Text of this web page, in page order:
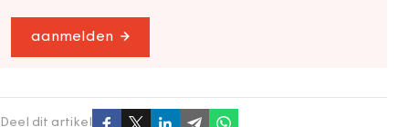
aanmelden
Deel dit artikel